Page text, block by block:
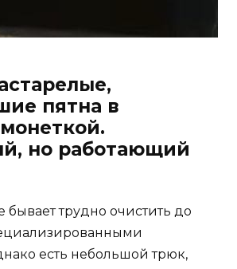
пятна в
но работающий
бывает трудно очистить до
есть небольшой трюк,